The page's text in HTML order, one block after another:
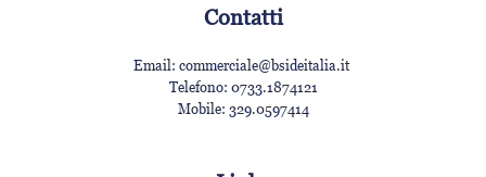
Contatti
Email: commerciale@bsideitalia.it
Telefono: 0733.1874121
Mobile: 329.0597414